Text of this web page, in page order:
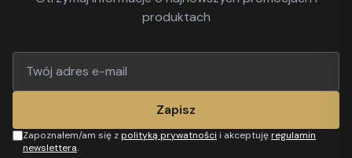
produktach
Zapisz
Zapoznałem/am się zpolityką prywatności i akceptujęregulamin
newslettera.